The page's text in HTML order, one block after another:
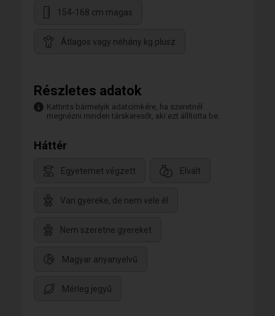
154-168 cm magas
Átlagos vagy néhány kg plusz
Részletes adatok
Kattints bármelyik adatcímkére, ha szeretnél
megnézni minden társkeresőt, aki ezt állította be.
Háttér
Egyetemet végzett Elvált
Van gyereke, de nem vele él
Nem szeretne gyereket
Magyar anyanyelvű
Mérleg jegyű